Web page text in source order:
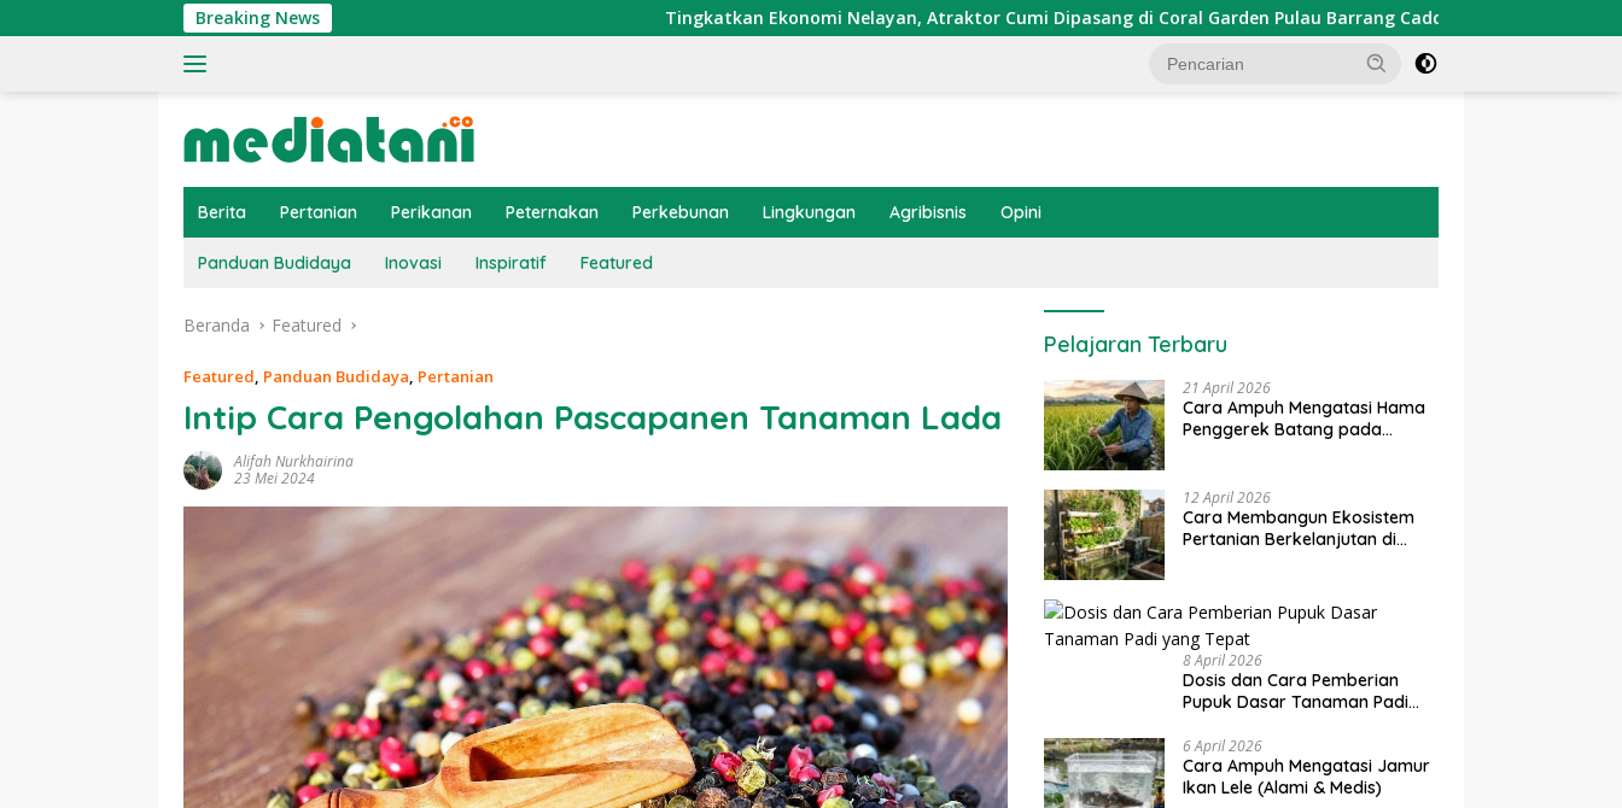
ke
Breaking News Tingkatkan Ekonomi Nelayan, Atraktor Cumi Dipasang di Coral Garden Pulau Barrang Caddi PDKT Danau Tempe :
Berita Pertanian Perikanan Peternakan Perkebunan Lingkungan Agribisnis Opini
Panduan Budidaya Inovasi Inspiratif Featured
Beranda Featured
Featured, Panduan Budidaya, Pertanian
Intip Cara Pengolahan Pascapanen Tanaman Lada
Alifah Nurkhairina
23 Mei 2024
Pelajaran Terbaru
21 April 2026
Cara Ampuh Mengatasi Hama
Penggerek Batang pada
12 April 2026
Cara Membangun Ekosistem
Pertanian Berkelanjutan di
8 April 2026
Dosis dan Cara Pemberian
Pupuk Dasar Tanaman Padi
6 April 2026
Cara Ampuh Mengatasi Jamur
Ikan Lele (Alami & Medis)